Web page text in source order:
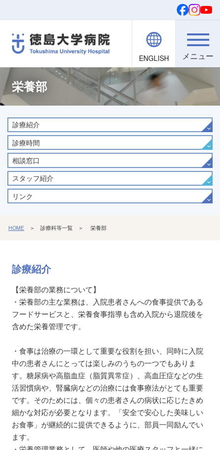
ご寄付
ENGLISH 検索
院内職員向け
文字・背景
栄養部
診療紹介
診療時間
相談窓口
スタッフ紹介
リンク
HOME ＞ 診療科等一覧 ＞ 栄養部
診療紹介
【栄養部の業務について】
・栄養部の主な業務は、入院患者さんへの食事提供である
フードサービスと、栄養食事指導も含め入院から退院後を
含めた栄養管理です。
・食事は治療の一環として重要な役割を担い、同時に入院
中の患者さんにとっては楽しみのうちの一つでもありま
す。糖尿病や高脂血症（脂質異常症）、高血圧症などの生
活習慣病や、腎臓病などの治療には食事療法がとても重要
です。そのためには、個々の患者さんの病状に応じたきめ
細かな対応が必要となります。「安全で安心した美味しい
お食事」が継続的に提供できるように、部員一同励んでい
ます。